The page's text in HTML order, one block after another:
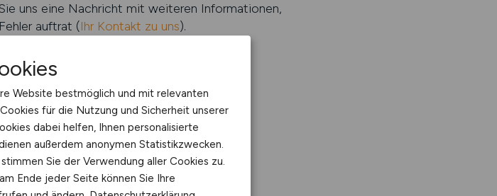
uns eine Nachricht mit weiteren Informationen,
auftrat (Ihr Kontakt zu uns).
Website bestmöglich und mit relevanten
für die Nutzung und Sicherheit unserer
dabei helfen, Ihnen personalisierte
außerdem anonymen Statistikzwecken.
Sie der Verwendung aller Cookies zu.
Ende jeder Seite können Sie Ihre